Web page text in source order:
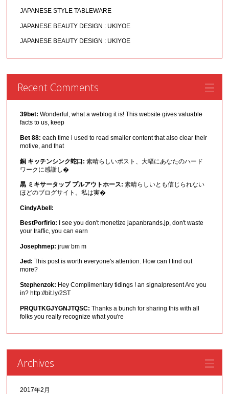
JAPANESE STYLE TABLEWARE
JAPANESE BEAUTY DESIGN : UKIYOE
JAPANESE BEAUTY DESIGN : UKIYOE
Recent Comments
39bet: Wonderful, what a weblog it is! This website gives valuable
facts to us, keep
Bet 88: each time i used to read smaller content that also clear their
motive, and that
銅 キッチンシンク蛇口: 素晴らしいポスト、大幅にあなたのハード
ワークに感謝し�
黒 ミキサータップ プルアウトホース: 素晴らしいとも信じられない
ほどのブログサイト。私は実�
CindyAbell:
BestPorfirio:
I see you don't monetize japanbrands.jp, don't waste
your traffic, you can earn
Josephmep: jruw bm m
Jed: This post is worth everyone's attention. How can I find out
more?
Stephenzok: Hey Complimentary tidings ! an signalpresent Are you
in? http://bit.ly/2ST
PRQUTKGJYGNJTQSC: Thanks a bunch for sharing this with all
folks you really recognize what you're
Archives
2017年2月